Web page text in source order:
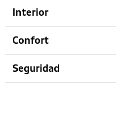
Interior
Confort
Seguridad